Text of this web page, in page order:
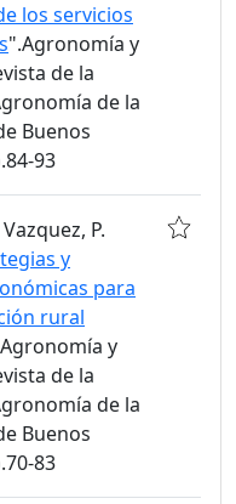
los servicios
".Agronomía y
de la
de la
Buenos
93
P.
y
para
rural
y
de la
de la
Buenos
83